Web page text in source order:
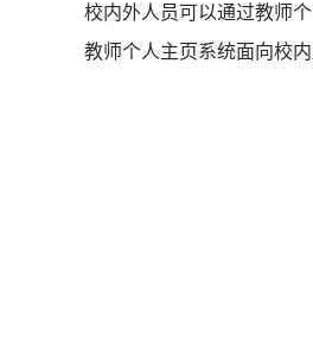
校内外人员可以通过教师
教师个人主页系统面向校